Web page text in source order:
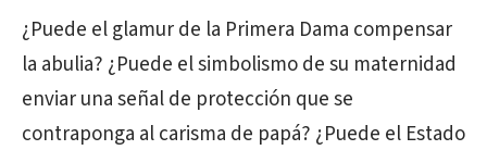
¿Puede el glamur de la Primera Dama compensar
la abulia? ¿Puede el simbolismo de su maternidad
enviar una señal de protección que se
contraponga al carisma de papá? ¿Puede el Estado